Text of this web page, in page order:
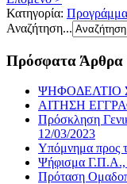
Κατηγορία:
Αναζήτηση...
Πρόσφατα Άρθρα
ΨΗΦΟΔΕΛΤΙΟ
ΑΙΤΗΣΗ
Πρόσκληση
12/03/2023
Υπόμνημα προς
Ψήφισμα Γ.Π.Α.,
Πρόταση